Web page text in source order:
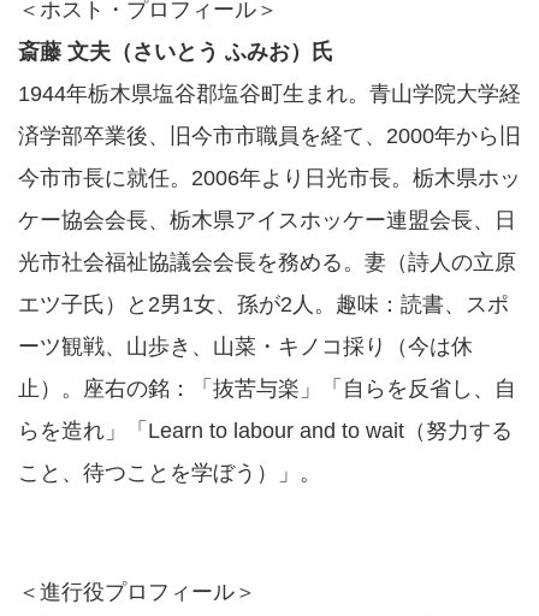
＜ホスト・プロフィール＞
斎藤 文夫（さいとう ふみお）氏
1944年栃木県塩谷郡塩谷町生まれ。青山学院大学経
済学部卒業後、旧今市市職員を経て、2000年から旧
今市市長に就任。2006年より日光市長。栃木県ホッ
ケー協会会長、栃木県アイスホッケー連盟会長、日
光市社会福祉協議会会長を務める。妻（詩人の立原
エツ子氏）と2男1女、孫が2人。趣味：読書、スポ
ーツ観戦、山歩き、山菜・キノコ採り（今は休
止）。座右の銘：「抜苦与楽」「自らを反省し、自
らを造れ」「Learn to labour and to wait（努力する
こと、待つことを学ぼう）」。
＜進行役プロフィール＞